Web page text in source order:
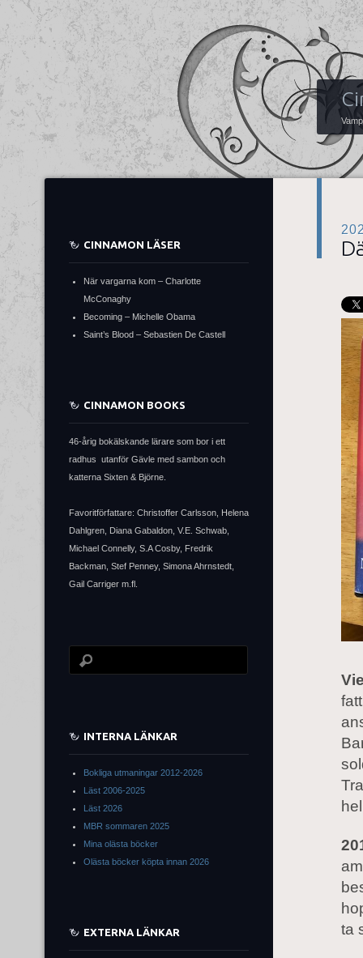
ta
CINNAMON LÄSER
När vargarna kom – Charlotte
McConaghy
Becoming – Michelle Obama
Saint’s Blood – Sebastien De Castell
CINNAMON BOOKS
46-årig bokälskande lärare som bor i ett
radhus utanför Gävle med sambon och
katterna Sixten & Björne.
Favoritförfattare: Christoffer Carlsson, Helena
Dahlgren, Diana Gabaldon, V.E. Schwab,
Michael Connelly, S.A Cosby, Fredrik
Backman, Stef Penney, Simona Ahrnstedt,
Gail Carriger m.fl.
INTERNA LÄNKAR
Bokliga utmaningar 2012-2026
Läst 2006-2025
Läst 2026
MBR sommaren 2025
Mina olästa böcker
Olästa böcker köpta innan 2026
EXTERNA LÄNKAR